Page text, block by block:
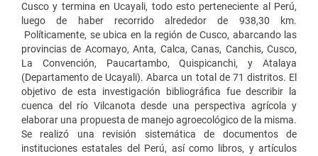
Cusco y termina en Ucayali, todo esto perteneciente al Perú,
luego de haber recorrido alrededor de 938,30 km.
Políticamente, se ubica en la región de Cusco, abarcando las
provincias de Acomayo, Anta, Calca, Canas, Canchis, Cusco,
La Convención, Paucartambo, Quispicanchi, y Atalaya
(Departamento de Ucayali). Abarca un total de 71 distritos. El
objetivo de esta investigación bibliográfica fue describir la
cuenca del río Vilcanota desde una perspectiva agrícola y
elaborar una propuesta de manejo agroecológico de la misma.
Se realizó una revisión sistemática de documentos de
instituciones estatales del Perú, así como libros, y artículos